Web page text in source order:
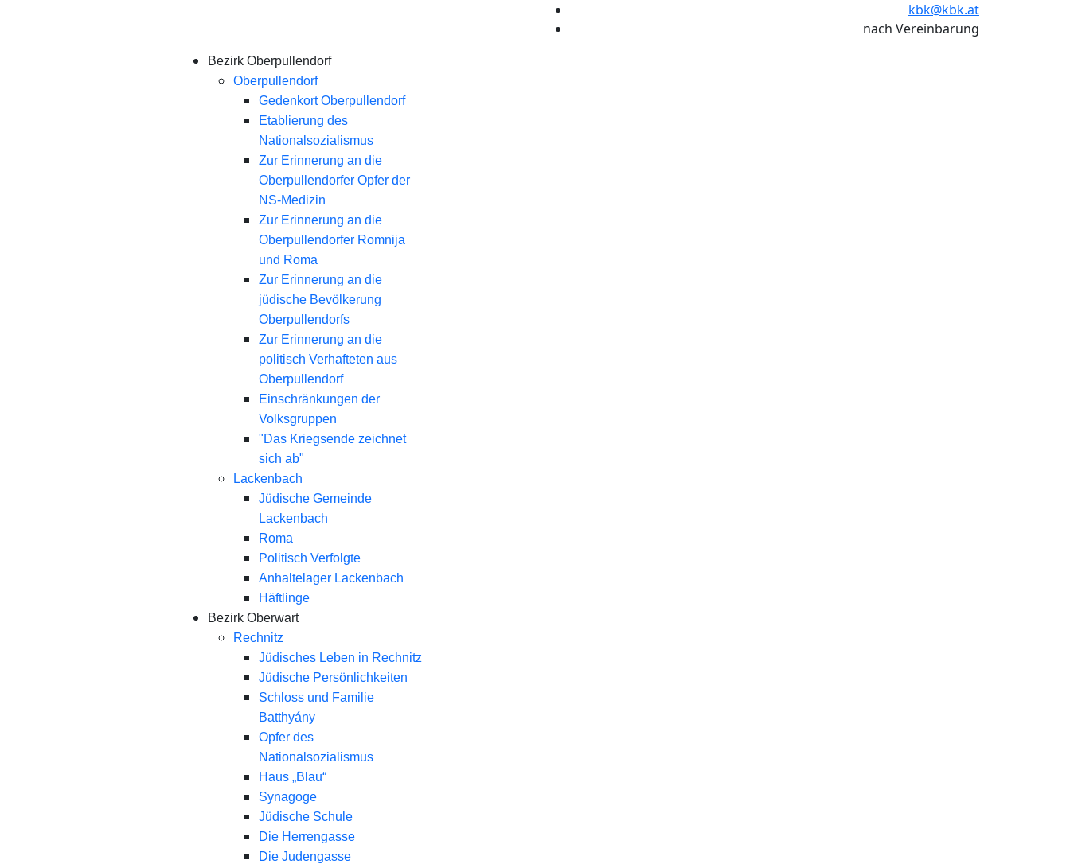
kbk@kbk.at
nach Vereinbarung
Bezirk Oberpullendorf
Oberpullendorf
Gedenkort Oberpullendorf
Etablierung des
Nationalsozialismus
Zur Erinnerung an die
Oberpullendorfer Opfer der
NS-Medizin
Zur Erinnerung an die
Oberpullendorfer Romnija
und Roma
Zur Erinnerung an die
jüdische Bevölkerung
Oberpullendorfs
Zur Erinnerung an die
politisch Verhafteten aus
Oberpullendorf
Einschränkungen der
Volksgruppen
"Das Kriegsende zeichnet
sich ab"
Lackenbach
Jüdische Gemeinde
Lackenbach
Roma
Politisch Verfolgte
Anhaltelager Lackenbach
Häftlinge
Bezirk Oberwart
Rechnitz
Jüdisches Leben in Rechnitz
Jüdische Persönlichkeiten
Schloss und Familie
Batthyány
Opfer des
Nationalsozialismus
Haus „Blau“
Synagoge
Jüdische Schule
Die Herrengasse
Die Judengasse